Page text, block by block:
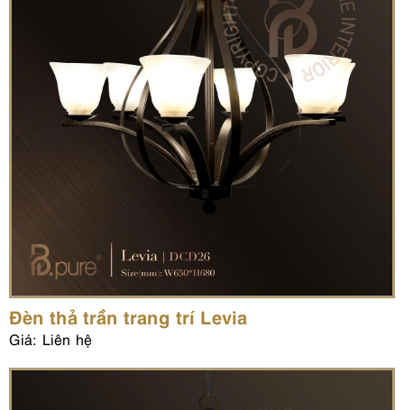
Đèn thả trần trang trí Levia
Giá: Liên hệ